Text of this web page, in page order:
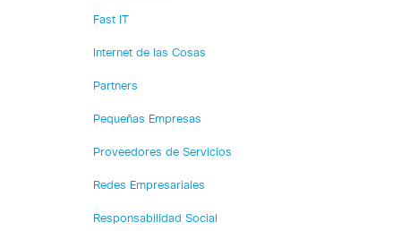
Fast IT
Internet de las Cosas
Partners
Pequeñas Empresas
Proveedores de Servicios
Redes Empresariales
Responsabilidad Social